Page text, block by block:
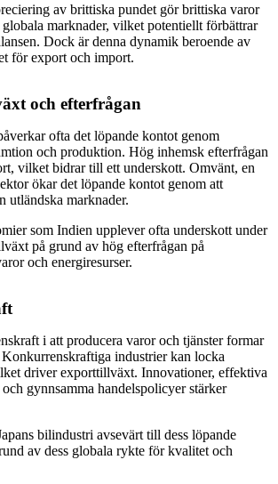
av brittiska pundet gör brittiska varor
marknader, vilket potentiellt förbättrar
Dock är denna dynamik beroende av
för export och import.
och efterfrågan
ofta det löpande kontot genom
och produktion. Hög inhemsk efterfrågan
vilket bidrar till ett underskott. Omvänt, en
ökar det löpande kontot genom att
utländska marknader.
som Indien upplever ofta underskott under
på grund av hög efterfrågan på
och energiresurser.
i att producera varor och tjänster formar
industrier kan locka
driver exporttillväxt. Innovationer, effektiva
gynnsamma handelspolicyer stärker
bilindustri avsevärt till dess löpande
av dess globala rykte för kvalitet och